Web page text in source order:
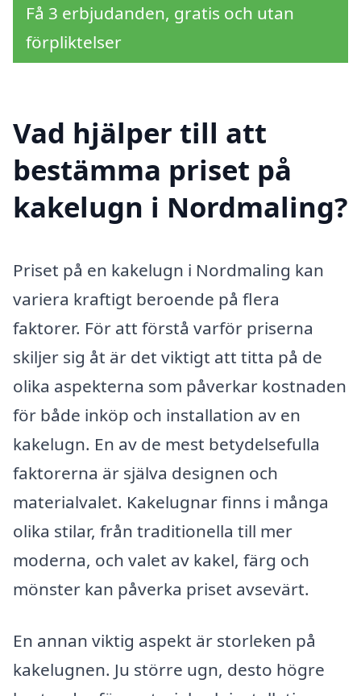
Få 3 erbjudanden, gratis och utan
förpliktelser
Vad hjälper till att
bestämma priset på
kakelugn i Nordmaling?
Priset på en kakelugn i Nordmaling kan
variera kraftigt beroende på flera
faktorer. För att förstå varför priserna
skiljer sig åt är det viktigt att titta på de
olika aspekterna som påverkar kostnaden
för både inköp och installation av en
kakelugn. En av de mest betydelsefulla
faktorerna är själva designen och
materialvalet. Kakelugnar finns i många
olika stilar, från traditionella till mer
moderna, och valet av kakel, färg och
mönster kan påverka priset avsevärt.
En annan viktig aspekt är storleken på
kakelugnen. Ju större ugn, desto högre